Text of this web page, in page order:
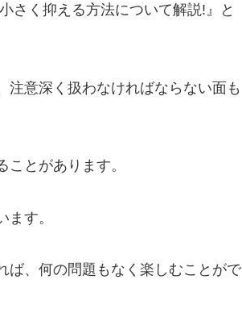
さく抑える方法について解説!』と
注意深く扱わなければならない面も
とがあります。
す。
ば、何の問題もなく楽しむことがで